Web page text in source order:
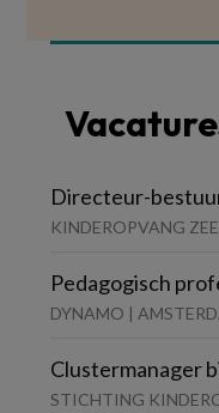
Directeur-
KINDEROPVANG
Pedagogisch
DYNAMO |
Clustermanager
STICHTING